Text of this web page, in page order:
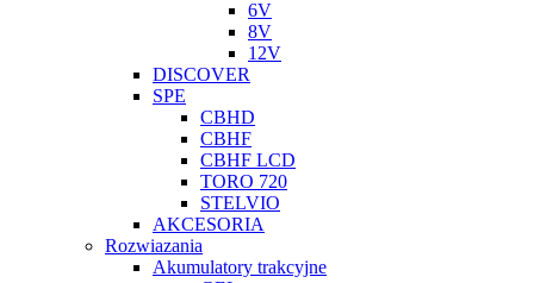
6V
8V
12V
DISCOVER
SPE
CBHD
CBHF
CBHF LCD
TORO 720
STELVIO
AKCESORIA
Rozwiazania
Akumulatory trakcyjne